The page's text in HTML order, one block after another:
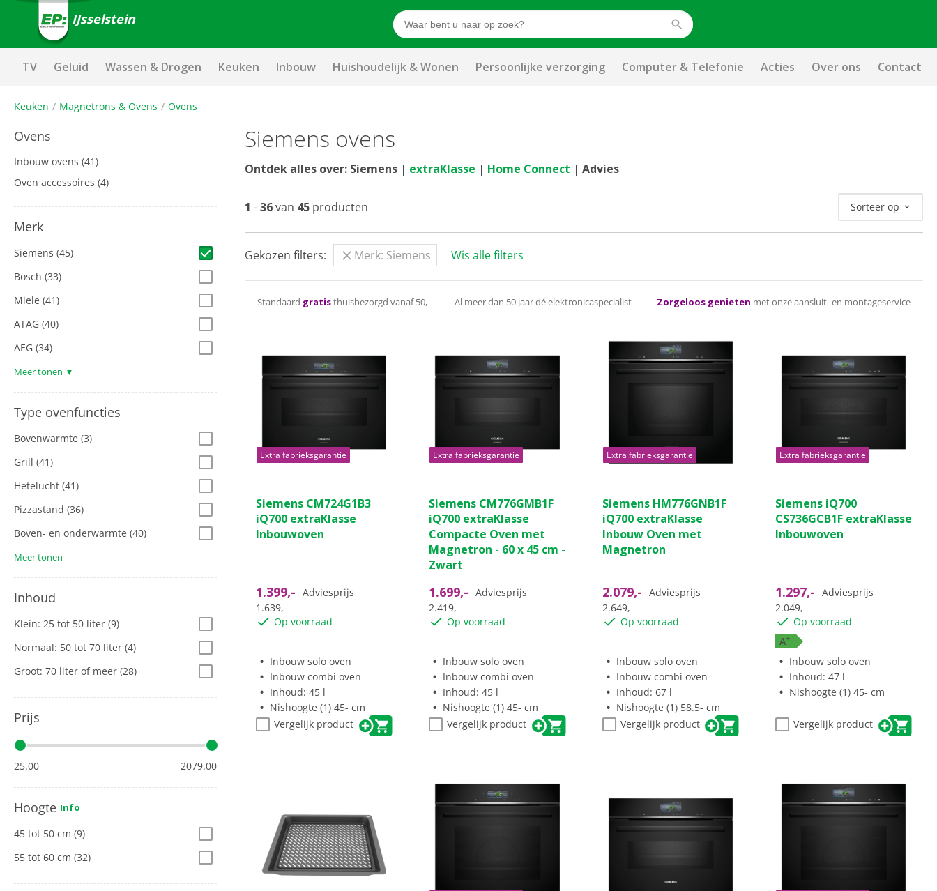
IJsselstein
TV Geluid Wassen & Drogen Keuken Inbouw Huishoudelijk & Wonen Persoonlijke verzorging Computer & Telefonie Acties Over ons Contact
Keuken Magnetrons & Ovens Ovens
Ovens
Inbouw ovens (41)
Oven accessoires (4)
Merk
Siemens (45)
Bosch (33)
Miele (41)
ATAG (40)
AEG (34)
Meer tonen ▼
Type ovenfuncties
Bovenwarmte (3)
Grill (41)
Hetelucht (41)
Pizzastand (36)
Boven- en onderwarmte (40)
Meer tonen
Inhoud
Klein: 25 tot 50 liter (9)
Normaal: 50 tot 70 liter (4)
Groot: 70 liter of meer (28)
Prijs
25.00 2079.00
Hoogte Info
45 tot 50 cm (9)
55 tot 60 cm (32)
Siemens ovens
Ontdek alles over: Siemens | extraKlasse | Home Connect | Advies
1 -36van 45 producten Sorteer op
Gekozen filters: Merk: Siemens Wis alle filters
Standaard gratisthuisbezorgd vanaf 50,- Al meer dan 50 jaar dé elektronicaspecialist Zorgeloos genieten met onze aansluit- en montageservice
Extra fabrieksgarantie
Siemens CM724G1B3
iQ700 extraKlasse
Inbouwoven
1.399,- Adviesprijs
1.639,-
Op voorraad
Inbouw solo oven
Inbouw combi oven
Inhoud: 45 l
Nishoogte (1) 45- cm
Vergelijk product
Extra fabrieksgarantie
Siemens CM776GMB1F
iQ700 extraKlasse
Compacte Oven met
Magnetron - 60 x 45 cm -
Zwart
1.699,- Adviesprijs
2.419,-
Op voorraad
Inbouw solo oven
Inbouw combi oven
Inhoud: 45 l
Nishoogte (1) 45- cm
Vergelijk product
Extra fabrieksgarantie
Siemens HM776GNB1F
iQ700 extraKlasse
Inbouw Oven met
Magnetron
2.079,- Adviesprijs
2.649,-
Op voorraad
Inbouw solo oven
Inbouw combi oven
Inhoud: 67 l
Nishoogte (1) 58.5- cm
Vergelijk product
Extra fabrieksgarantie
Siemens iQ700
CS736GCB1F extraKlasse
Inbouwoven
1.297,- Adviesprijs
2.049,-
Op voorraad
A+
Inbouw solo oven
Inhoud: 47 l
Nishoogte (1) 45- cm
Vergelijk product